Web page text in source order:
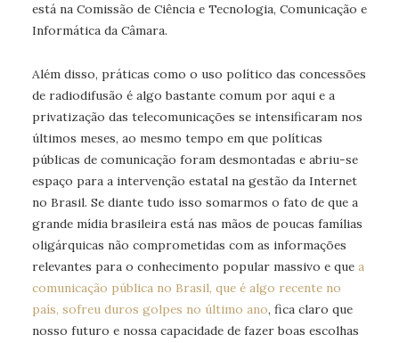
está na Comissão de Ciência e Tecnologia, Comunicação e
Informática da Câmara.
Além disso, práticas como o uso político das concessões
de radiodifusão é algo bastante comum por aqui e a
privatização das telecomunicações se intensificaram nos
últimos meses, ao mesmo tempo em que políticas
públicas de comunicação foram desmontadas e abriu-se
espaço para a intervenção estatal na gestão da Internet
no Brasil. Se diante tudo isso somarmos o fato de que a
grande mídia brasileira está nas mãos de poucas famílias
oligárquicas não comprometidas com as informações
relevantes para o conhecimento popular massivo e que a
comunicação pública no Brasil, que é algo recente no
país, sofreu duros golpes no último ano, fica claro que
nosso futuro e nossa capacidade de fazer boas escolhas